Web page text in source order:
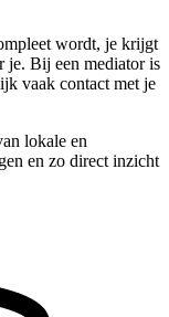
wordt, je krijgt
je. Bij een mediator is
vaak contact met je
lokale en
en zo direct inzicht